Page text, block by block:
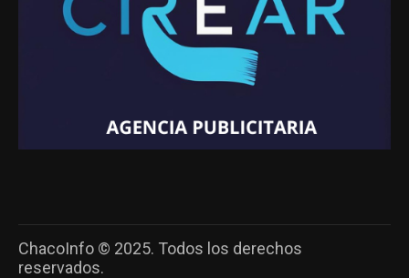
ChacoInfo © 2025. Todos los derechos
reservados.